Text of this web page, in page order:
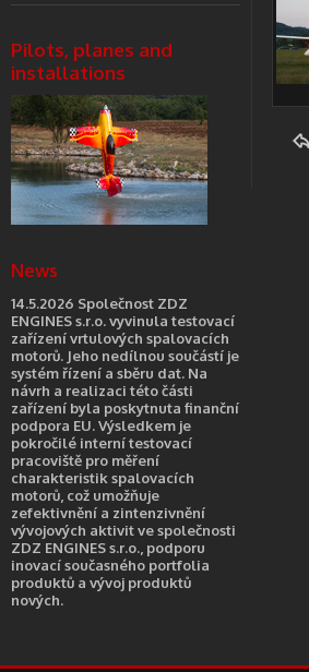
Pilots, planes and
installations
News
14.5.2026 Společnost ZDZ
ENGINES s.r.o. vyvinula testovací
zařízení vrtulových spalovacích
motorů. Jeho nedílnou součástí je
systém řízení a sběru dat. Na
návrh a realizaci této části
zařízení byla poskytnuta finanční
podpora EU. Výsledkem je
pokročilé interní testovací
pracoviště pro měření
charakteristik spalovacích
motorů, což umožňuje
zefektivnění a zintenzivnění
vývojových aktivit ve společnosti
ZDZ ENGINES s.r.o., podporu
inovací současného portfolia
produktů a vývoj produktů
nových.